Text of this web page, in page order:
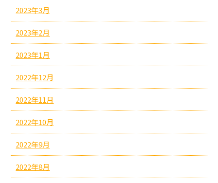
2023年3月
2023年2月
2023年1月
2022年12月
2022年11月
2022年10月
2022年9月
2022年8月